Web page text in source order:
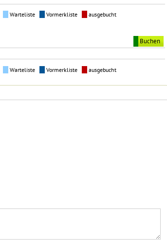
Warteliste Vormerkliste ausgebucht
Buchen
Warteliste Vormerkliste ausgebucht